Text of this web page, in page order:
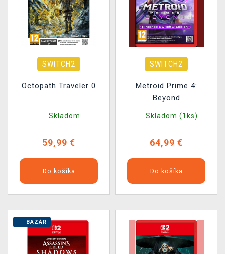
SWITCH2
Octopath Traveler 0
Skladom
59,99 €
Do košíka
SWITCH2
Metroid Prime 4:
Beyond
Skladom (1ks)
64,99 €
Do košíka
BAZÁR